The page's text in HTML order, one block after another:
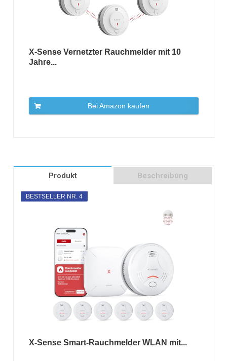
X-Sense Vernetzter Rauchmelder mit 10
Jahre...
Bei Amazon kaufen
Produkt Beschreibung
BESTSELLER NR. 4
X-Sense Smart-Rauchmelder WLAN mit...